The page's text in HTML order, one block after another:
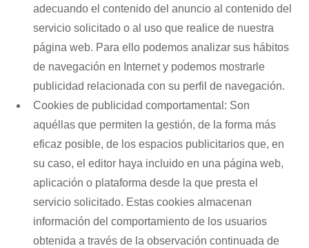
adecuando el contenido del anuncio al contenido del
servicio solicitado o al uso que realice de nuestra
página web. Para ello podemos analizar sus hábitos
de navegación en Internet y podemos mostrarle
publicidad relacionada con su perfil de navegación.
Cookies de publicidad comportamental: Son
aquéllas que permiten la gestión, de la forma más
eficaz posible, de los espacios publicitarios que, en
su caso, el editor haya incluido en una página web,
aplicación o plataforma desde la que presta el
servicio solicitado. Estas cookies almacenan
información del comportamiento de los usuarios
obtenida a través de la observación continuada de